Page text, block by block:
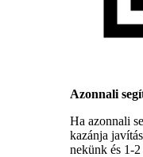
Azonnali
Ha azonnali
kazánja
nekünk és 1-